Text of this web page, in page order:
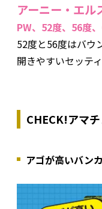
アーニー・エル
PW、52度、56度
52度と56度はバウ
開きやすいセッティ
CHECK!アマ
アゴが高いバン